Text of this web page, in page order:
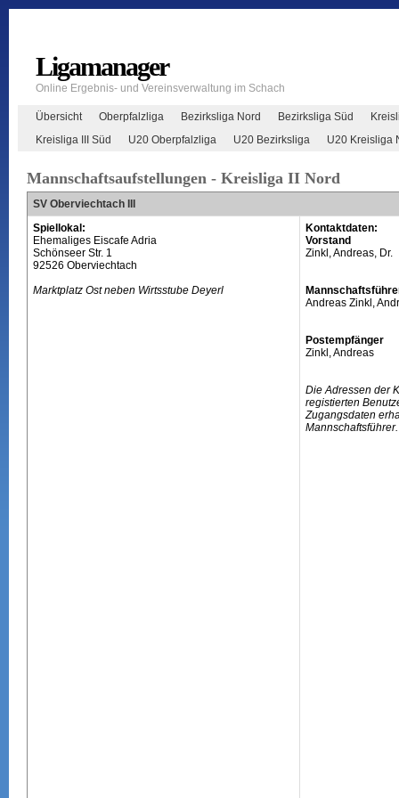
Ligamanager
Online Ergebnis- und Vereinsverwaltung im Schach
Übersicht Oberpfalzliga Bezirksliga Nord Bezirksliga Süd
Kreisliga III Süd
U20 Oberpfalzliga U20 Bezirksliga U20 Kreisliga
Mannschaftsaufstellungen - Kreisliga II Nord
SV Oberviechtach III
Spiellokal:
Ehemaliges Eiscafe Adria
Schönseer Str. 1
92526 Oberviechtach
Marktplatz Ost neben Wirtsstube Deyerl
Kontaktdaten:
Vorstand
Zinkl, Andreas, Dr.
Andreas Zinkl,
Postempfänger
Zinkl, Andreas
Die Adressen der
registierten
Zugangsdaten
Mannschaftsführer.